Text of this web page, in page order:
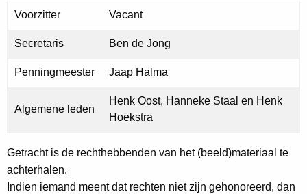
Voorzitter Vacant
Secretaris Ben de Jong
Penningmeester Jaap Halma
Algemene leden
Henk Oost, Hanneke Staal en Henk
Hoekstra
Getracht is de rechthebbenden van het (beeld)materiaal te
achterhalen.
Indien iemand meent dat rechten niet zijn gehonoreerd, dan